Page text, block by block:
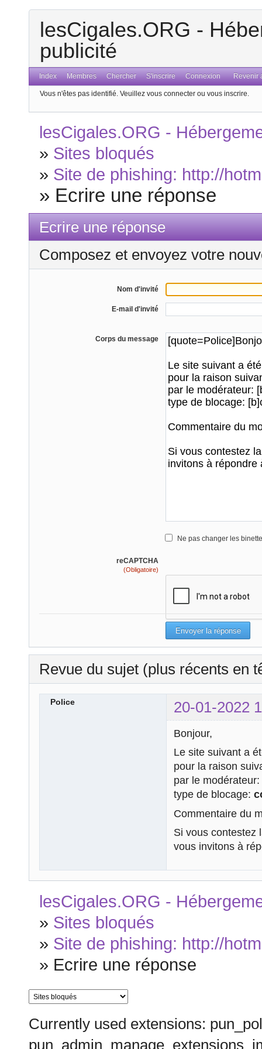
lesCigales.ORG -
publicité
Index Membres Chercher S'inscrire Connexion Revenir
Vous n'êtes pas identifié. Veuillez vous connecter ou vous inscrire.
lesCigales.ORG -
» Sites bloqués
» Site de phishing: http://
» Ecrire une réponse
Ecrire une réponse
Composez et envoyez votre
Nom d'invité
E-mail d'invité
Corps du message
Ne pas changer les
reCAPTCHA
(Obligatoire)
Revue du sujet (plus récents en
Police 20-01-2022
Bonjour,
Le site suivant a
pour la raison
par le modérateur:
type de blocage:
Commentaire du
Si vous contestez
vous invitons à
lesCigales.ORG -
» Sites bloqués
» Site de phishing: http://
» Ecrire une réponse
Currently used extensions: